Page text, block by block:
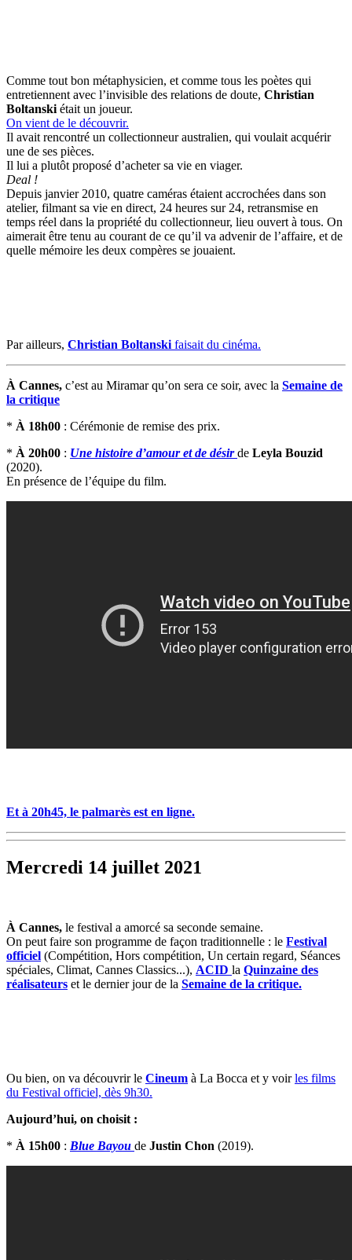
Comme tout bon métaphysicien, et comme tous les poètes qui
entretiennent avec l’invisible des relations de doute, Christian
Boltanski était un joueur.
On vient de le découvrir.
Il avait rencontré un collectionneur australien, qui voulait acquérir
une de ses pièces.
Il lui a plutôt proposé d’acheter sa vie en viager.
Deal !
Depuis janvier 2010, quatre caméras étaient accrochées dans son
atelier, filmant sa vie en direct, 24 heures sur 24, retransmise en
temps réel dans la propriété du collectionneur, lieu ouvert à tous. On
aimerait être tenu au courant de ce qu’il va advenir de l’affaire, et de
quelle mémoire les deux compères se jouaient.
Par ailleurs, Christian Boltanski faisait du cinéma.
À Cannes, c’est au Miramar qu’on sera ce soir, avec la Semaine de
la critique
* À 18h00 : Cérémonie de remise des prix.
* À 20h00 : Une histoire d’amour et de désir de Leyla Bouzid
(2020).
En présence de l’équipe du film.
Et à 20h45, le palmarès est en ligne.
Mercredi 14 juillet 2021
À Cannes, le festival a amorcé sa seconde semaine.
On peut faire son programme de façon traditionnelle : le Festival
officiel (Compétition, Hors compétition, Un certain regard, Séances
spéciales, Climat, Cannes Classics...), ACID la Quinzaine des
réalisateurs et le dernier jour de la Semaine de la critique.
Ou bien, on va découvrir le Cineum à La Bocca et y voirles films
du Festival officiel, dès 9h30.
Aujourd’hui, on choisit :
* À 15h00 : Blue Bayou de Justin Chon (2019).